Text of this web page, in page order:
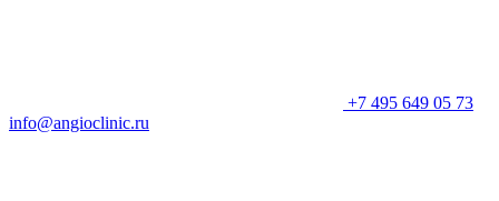
+7 495 649 05 73
info@angioclinic.ru